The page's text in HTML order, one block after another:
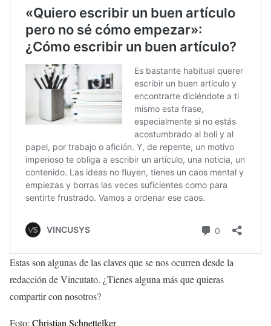
Estas son algunas de las claves que se nos ocurren desde la
redacción de Vincutato. ¿Tienes alguna más que quieras
compartir con nosotros?
Foto: Christian Schnettelker